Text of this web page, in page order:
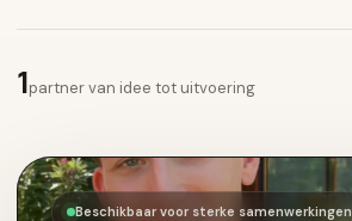
1partner van idee tot uitvoering
Beschikbaar voor sterke samenwerkingen